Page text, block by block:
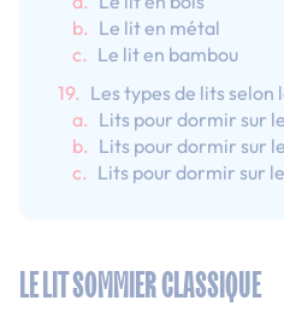
Le lit en métal
Le lit en bambou
Les types de lits
Lits pour dormir sur
Lits pour dormir sur
Lits pour dormir sur
LE LIT SOMMIER CLASSIQUE